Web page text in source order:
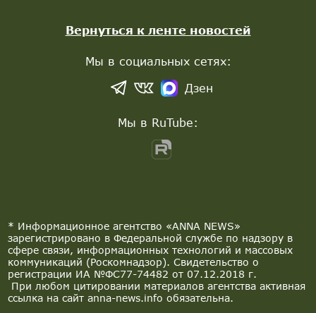
* Информационное агентство «ANNA NEWS»
зарегистрировано в Федеральной службе по надзору в
сфере связи, информационных технологий и массовых
коммуникаций (Роскомнадзор). Свидетельство о
регистрации ИА №ФС77-74482 от 07.12.2018 г.
При любом цитировании материалов агентства активная
ссылка на сайт anna-news.info обязательна.
Вернуться к ленте новостей
Мы в социальных сетях:
Дзен
Мы в RuTube: